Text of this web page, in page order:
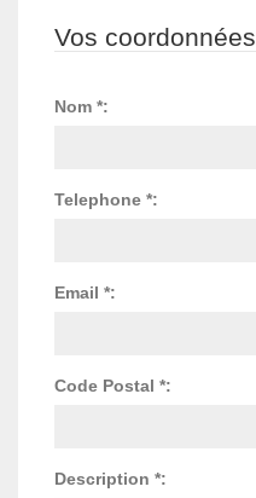
Vos coordonnées
Nom *:
Telephone *:
Email *:
Code Postal *:
Description *: